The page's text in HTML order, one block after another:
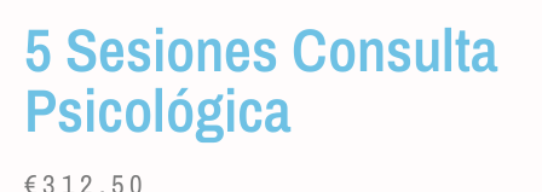
5 Sesiones Consulta
Psicológica
€312,50